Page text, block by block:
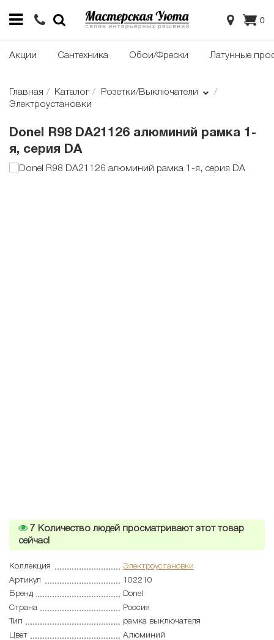
0
Акции Сантехника Обои/Фрески Латунные
Главная Каталог
Розетки/Выключатели
Электроустановки
Donel R98 DA21126 алюминий рамка 1-
я, серия DA
7 Количество людей просматривают этот товар
сейчас!
Коллекция
Электроустановки
Артикул
102210
Бренд
Donel
Страна
Россия
Тип
рамка выключателя
Цвет
Алюминий